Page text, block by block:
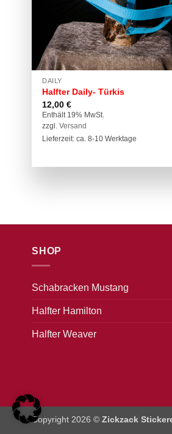
DAILY
Halfter Daily- Türkis
12,00€
Enthält 19% MwSt.
zzgl.Versand
Lieferzeit: ca. 8-10 Werktage
SHOP
Schabracken Mustang
Halfter Hamilton
Halfter Weaver
Copyright 2026 © Zickzack